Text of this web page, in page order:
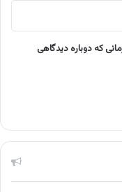
که دوباره دیدگاهی